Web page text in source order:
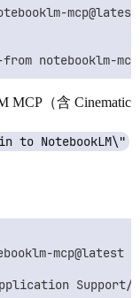
mcp@latest
MCP（含 Cinematic
to NotebookLM\"
mcp@latest
Support/